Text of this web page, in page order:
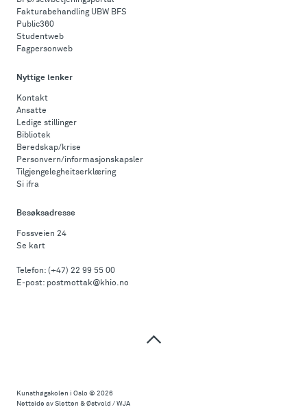
Fakturabehandling UBW BFS
Public360
Studentweb
Fagpersonweb
Nyttige lenker
Kontakt
Ansatte
Ledige stillinger
Bibliotek
Beredskap/krise
Personvern/informasjonskapsler
Tilgjengelegheitserklæring
Si ifra
Besøksadresse
Fossveien 24
Se kart
Telefon: (+47) 22 99 55 00
E-post: postmottak@khio.no
Kunsthøgskolen i Oslo © 2026
Nettside av Sletten & Østvold / WJA